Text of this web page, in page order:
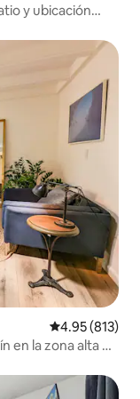
y ubicación
Calificación
4.95 (813)
en la zona alta de